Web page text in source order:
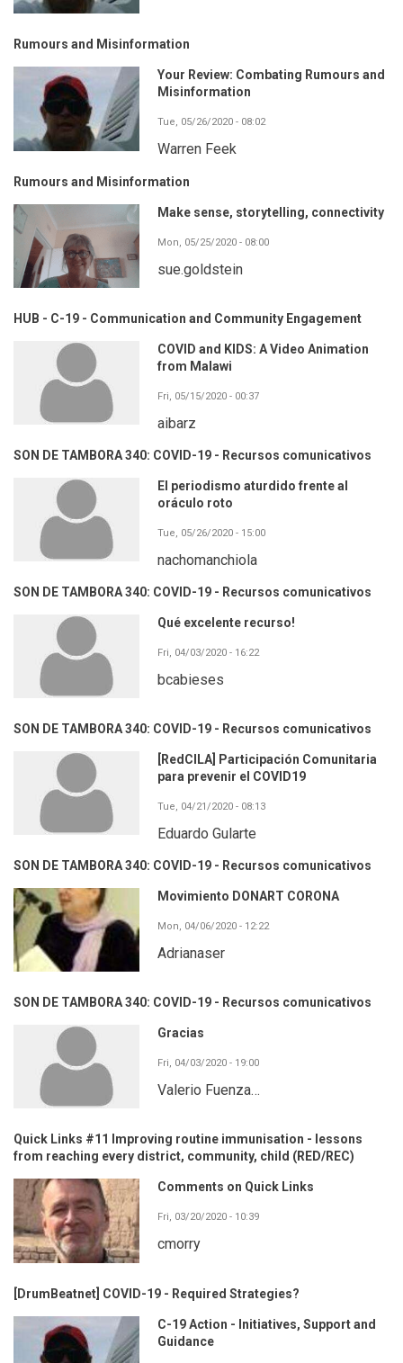
Rumours and Misinformation
Your Review: Combating Rumours and
Misinformation
Tue, 05/26/2020 - 08:02
Warren Feek
Rumours and Misinformation
Make sense, storytelling, connectivity
Mon, 05/25/2020 - 08:00
sue.goldstein
HUB - C-19 - Communication and Community Engagement
COVID and KIDS: A Video Animation
from Malawi
Fri, 05/15/2020 - 00:37
aibarz
SON DE TAMBORA 340: COVID-19 - Recursos comunicativos
El periodismo aturdido frente al
oráculo roto
Tue, 05/26/2020 - 15:00
nachomanchiola
SON DE TAMBORA 340: COVID-19 - Recursos comunicativos
Qué excelente recurso!
Fri, 04/03/2020 - 16:22
bcabieses
SON DE TAMBORA 340: COVID-19 - Recursos comunicativos
[RedCILA] Participación Comunitaria
para prevenir el COVID19
Tue, 04/21/2020 - 08:13
Eduardo Gularte
SON DE TAMBORA 340: COVID-19 - Recursos comunicativos
Movimiento DONART CORONA
Mon, 04/06/2020 - 12:22
Adrianaser
SON DE TAMBORA 340: COVID-19 - Recursos comunicativos
Gracias
Fri, 04/03/2020 - 19:00
Valerio Fuenza…
Quick Links #11 Improving routine immunisation - lessons
from reaching every district, community, child (RED/REC)
Comments on Quick Links
Fri, 03/20/2020 - 10:39
cmorry
[DrumBeatnet] COVID-19 - Required Strategies?
C-19 Action - Initiatives, Support and
Guidance